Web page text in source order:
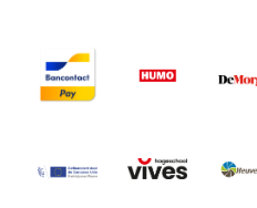
Image
Image
Image Image